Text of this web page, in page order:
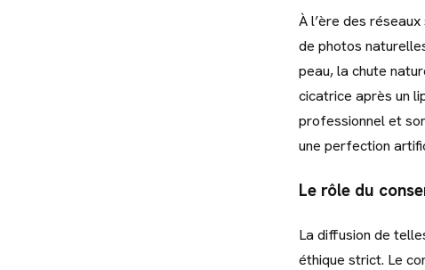
À l’ère des
de photos
peau, la chute
cicatrice après un
professionnel et
une perfection
Le rôle du
La diffusion de
éthique strict. Le